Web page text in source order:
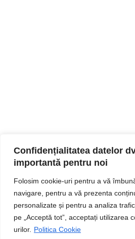
Confidențialitatea datelor
importantă pentru noi
Folosim cookie-uri pentru a vă
navigare, pentru a vă prezenta
personalizate și pentru a analiza
pe „Acceptă tot”, acceptați utilizarea
urilor. Politica Cookie